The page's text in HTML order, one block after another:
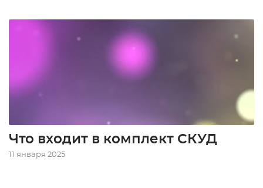
Что входит в комплект СКУД
11 января 2025